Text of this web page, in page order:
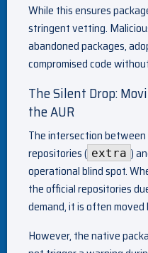
While this ensures
stringent vetting.
abandoned packages,
compromised code
The Silent Drop:
the AUR
The intersection between
repositories ( extra )
operational blind spot.
the official repositories
demand, it is often moved
However, the native